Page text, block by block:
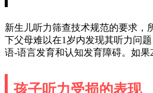
新生儿听力筛查技术规范的要求，
下父母难以在1岁内发现其听力问
语-语言发育和认知发育障碍。如
孩子听力受损的表现